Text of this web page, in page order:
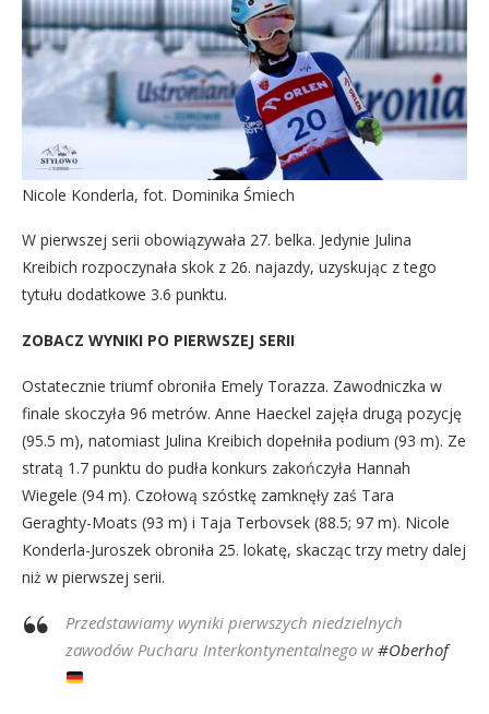
Nicole Konderla, fot. Dominika Śmiech
W pierwszej serii obowiązywała 27. belka. Jedynie Julina
Kreibich rozpoczynała skok z 26. najazdy, uzyskując z tego
tytułu dodatkowe 3.6 punktu.
ZOBACZ WYNIKI PO PIERWSZEJ SERII
Ostatecznie triumf obroniła Emely Torazza. Zawodniczka w
finale skoczyła 96 metrów. Anne Haeckel zajęła drugą pozycję
(95.5 m), natomiast Julina Kreibich dopełniła podium (93 m). Ze
stratą 1.7 punktu do pudła konkurs zakończyła Hannah
Wiegele (94 m). Czołową szóstkę zamknęły zaś Tara
Geraghty-Moats (93 m) i Taja Terbovsek (88.5; 97 m). Nicole
Konderla-Juroszek obroniła 25. lokatę, skacząc trzy metry dalej
niż w pierwszej serii.
Przedstawiamy wyniki pierwszych niedzielnych
zawodów Pucharu Interkontynentalnego w #Oberhof